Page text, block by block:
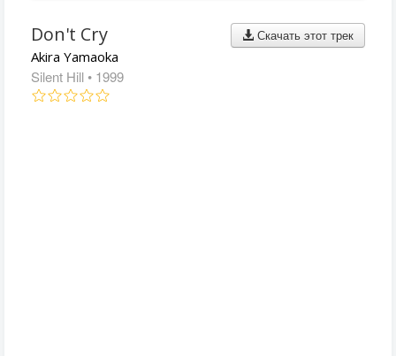
Скачать этот трек
Don't Cry
Akira Yamaoka
Silent Hill • 1999